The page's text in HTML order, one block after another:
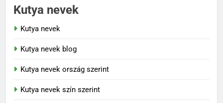
Kutya nevek
Kutya nevek
Kutya nevek blog
Kutya nevek ország szerint
Kutya nevek szín szerint